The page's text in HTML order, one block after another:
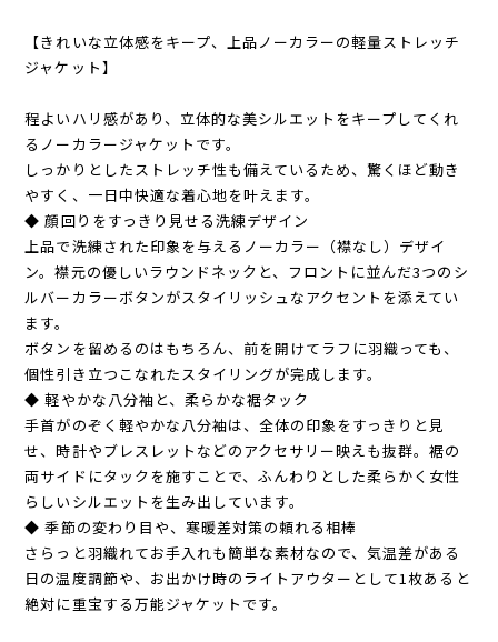
​【きれいな立体感をキープ、上品ノーカラーの軽量ストレッチ
ジャケット】
​程よいハリ感があり、立体的な美シルエットをキープしてくれ
るノーカラージャケットです。
しっかりとしたストレッチ性も備えているため、驚くほど動き
やすく、一日中快適な着心地を叶えます。
​◆ 顔回りをすっきり見せる洗練デザイン
上品で洗練された印象を与えるノーカラー（襟なし）デザイ
ン。襟元の優しいラウンドネックと、フロントに並んだ3つのシ
ルバーカラーボタンがスタイリッシュなアクセントを添えてい
ます。
ボタンを留めるのはもちろん、前を開けてラフに羽織っても、
個性引き立つこなれたスタイリングが完成します。
​◆ 軽やかな八分袖と、柔らかな裾タック
手首がのぞく軽やかな八分袖は、全体の印象をすっきりと見
せ、時計やブレスレットなどのアクセサリー映えも抜群。裾の
両サイドにタックを施すことで、ふんわりとした柔らかく女性
らしいシルエットを生み出しています。
​◆ 季節の変わり目や、寒暖差対策の頼れる相棒
さらっと羽織れてお手入れも簡単な素材なので、気温差がある
日の温度調節や、お出かけ時のライトアウターとして1枚あると
絶対に重宝する万能ジャケットです。